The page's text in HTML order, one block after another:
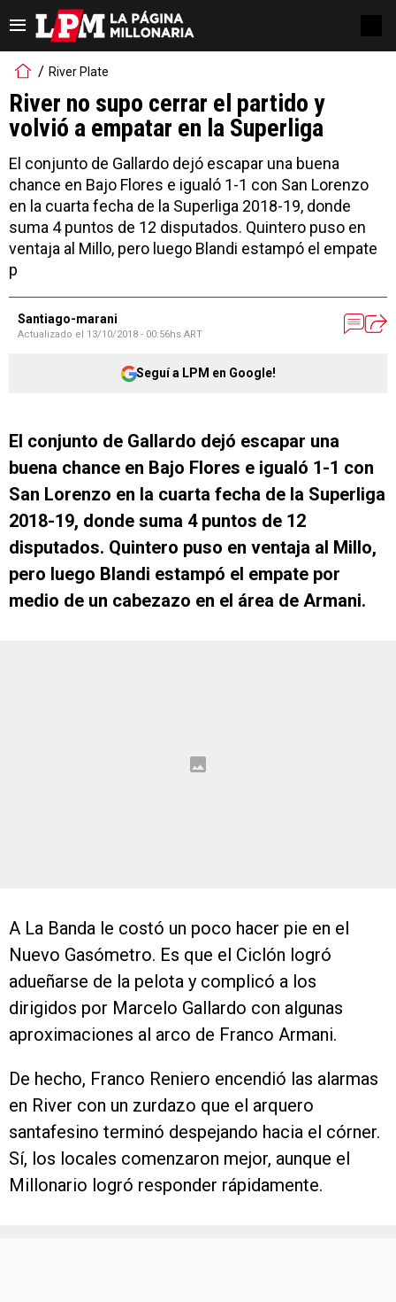
River Plate
River no supo cerrar el partido y
volvió a empatar en la Superliga
El conjunto de Gallardo dejó escapar una buena
chance en Bajo Flores e igualó 1-1 con San Lorenzo
en la cuarta fecha de la Superliga 2018-19, donde
suma 4 puntos de 12 disputados. Quintero puso en
ventaja al Millo, pero luego Blandi estampó el empate
p
Santiago-marani
Actualizado el 13/10/2018 - 00:56hs ART
Seguí a LPM en Google!
El conjunto de Gallardo dejó escapar una
buena chance en Bajo Flores e igualó 1-1 con
San Lorenzo en la cuarta fecha de la Superliga
2018-19, donde suma 4 puntos de 12
disputados. Quintero puso en ventaja al Millo,
pero luego Blandi estampó el empate por
medio de un cabezazo en el área de Armani.
A La Banda le costó un poco hacer pie en el
Nuevo Gasómetro. Es que el Ciclón logró
adueñarse de la pelota y complicó a los
dirigidos por Marcelo Gallardo con algunas
aproximaciones al arco de Franco Armani.
De hecho, Franco Reniero encendió las alarmas
en River con un zurdazo que el arquero
santafesino terminó despejando hacia el córner.
Sí, los locales comenzaron mejor, aunque el
Millonario logró responder rápidamente.